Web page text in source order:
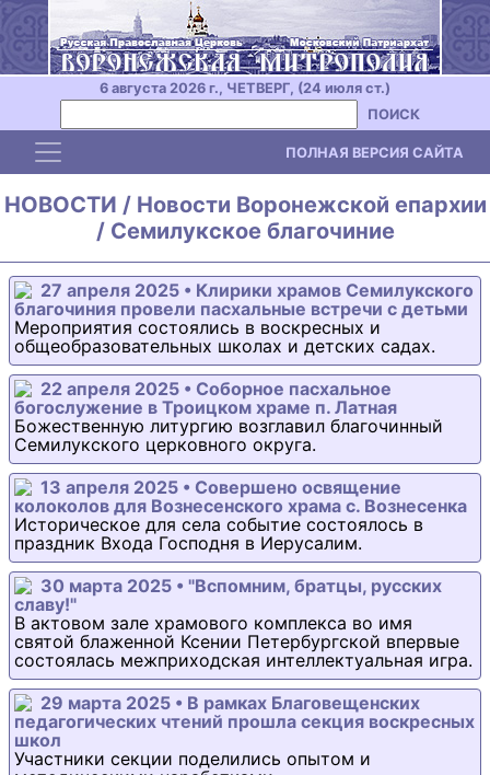
6 августа 2026 г., ЧЕТВЕРГ, (24 июля ст.)
ПОИСК
Toggle navigation ПОЛНАЯ ВЕРСИЯ САЙТА
НОВОСТИ / Новости Воронежской епархии
/ Семилукское благочиние
27 апреля 2025 • Клирики храмов Семилукского
благочиния провели пасхальные встречи с детьми
Мероприятия состоялись в воскресных и
общеобразовательных школах и детских садах.
22 апреля 2025 • Соборное пасхальное
богослужение в Троицком храме п. Латная
Божественную литургию возглавил благочинный
Семилукского церковного округа.
13 апреля 2025 • Совершено освящение
колоколов для Вознесенского храма с. Вознесенка
Историческое для села событие состоялось в
праздник Входа Господня в Иерусалим.
30 марта 2025 • "Вспомним, братцы, русских
славу!"
В актовом зале храмового комплекса во имя
святой блаженной Ксении Петербургской впервые
состоялась межприходская интеллектуальная игра.
29 марта 2025 • В рамках Благовещенских
педагогических чтений прошла секция воскресных
школ
Участники секции поделились опытом и